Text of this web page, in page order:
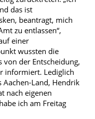
das ist
beantragt, mich
zu entlassen“,
einer
wussten die
der Entscheidung,
informiert. Lediglich
Aachen-Land, Hendrik
nach eigenen
ich am Freitag